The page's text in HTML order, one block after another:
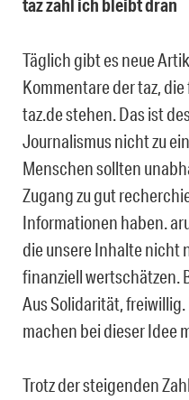
taz zahl ich bleibt dran
Täglich gibt es neue
Kommentare der taz,
taz.de stehen. Das ist
Journalismus nicht zu
Menschen sollten
Zugang zu gut
Informationen haben.
die unsere Inhalte nicht
finanziell wertschätzen.
Aus Solidarität,
machen bei dieser Idee
Trotz der steigenden